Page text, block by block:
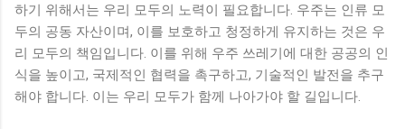
하기 위해서는 우리 모두의 노력이 필요합니다. 우주는 인류 모
두의 공동 자산이며, 이를 보호하고 청정하게 유지하는 것은 우
리 모두의 책임입니다. 이를 위해 우주 쓰레기에 대한 공공의 인
식을 높이고, 국제적인 협력을 촉구하고, 기술적인 발전을 추구
해야 합니다. 이는 우리 모두가 함께 나아가야 할 길입니다.